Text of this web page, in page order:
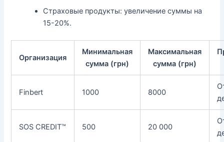
Страховые продукты: увеличение суммы на
15-20%.
Организация
Минимальная
сумма (грн)
Максимальная
сумма (грн)
Finbert 1000 8000
SOS CREDIT™ 500 20 000